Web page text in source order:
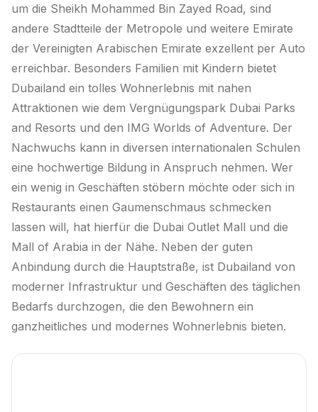
um die Sheikh Mohammed Bin Zayed Road, sind
andere Stadtteile der Metropole und weitere Emirate
der Vereinigten Arabischen Emirate exzellent per Auto
erreichbar. Besonders Familien mit Kindern bietet
Dubailand ein tolles Wohnerlebnis mit nahen
Attraktionen wie dem Vergnügungspark Dubai Parks
and Resorts und den IMG Worlds of Adventure. Der
Nachwuchs kann in diversen internationalen Schulen
eine hochwertige Bildung in Anspruch nehmen. Wer
ein wenig in Geschäften stöbern möchte oder sich in
Restaurants einen Gaumenschmaus schmecken
lassen will, hat hierfür die Dubai Outlet Mall und die
Mall of Arabia in der Nähe. Neben der guten
Anbindung durch die Hauptstraße, ist Dubailand von
moderner Infrastruktur und Geschäften des täglichen
Bedarfs durchzogen, die den Bewohnern ein
ganzheitliches und modernes Wohnerlebnis bieten.